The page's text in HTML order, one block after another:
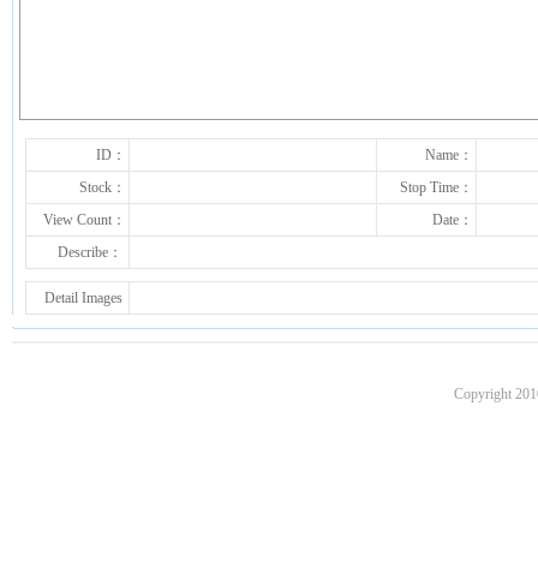
ID：
Name：
Stock：
Stop Time：
View Count：
Date：
Describe：
Detail Images
Copyright